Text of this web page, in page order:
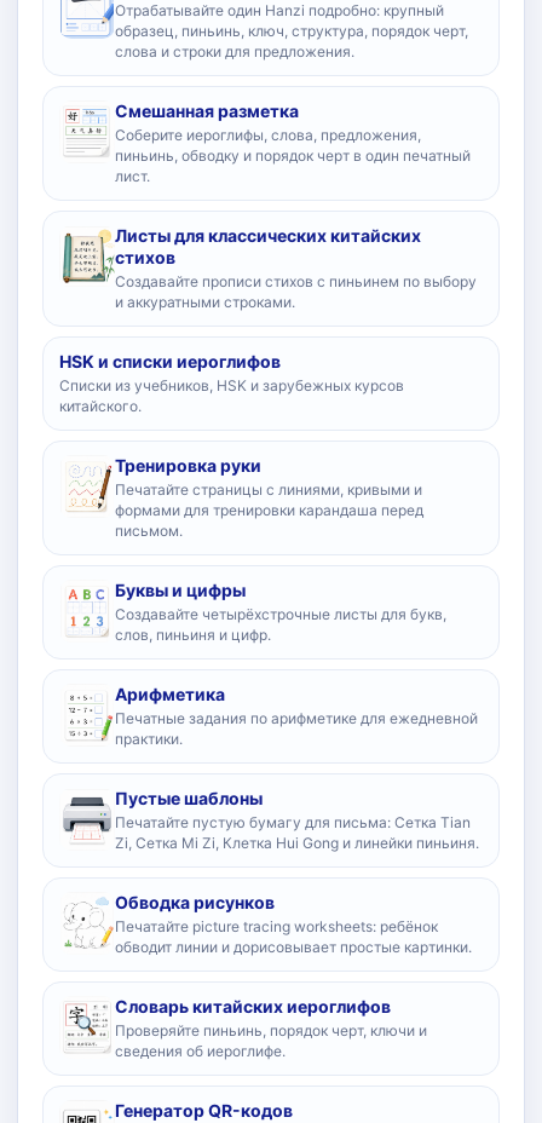
Отрабатывайте один Hanzi подробно: крупный
образец, пиньинь, ключ, структура, порядок черт,
слова и строки для предложения.
Смешанная разметка
Соберите иероглифы, слова, предложения,
пиньинь, обводку и порядок черт в один печатный
лист.
Листы для классических китайских
стихов
Создавайте прописи стихов с пиньинем по выбору
и аккуратными строками.
HSK и списки иероглифов
Списки из учебников, HSK и зарубежных курсов
китайского.
Тренировка руки
Печатайте страницы с линиями, кривыми и
формами для тренировки карандаша перед
письмом.
Буквы и цифры
Создавайте четырёхстрочные листы для букв,
слов, пиньиня и цифр.
Арифметика
Печатные задания по арифметике для ежедневной
практики.
Пустые шаблоны
Печатайте пустую бумагу для письма: Сетка Tian
Zi, Сетка Mi Zi, Клетка Hui Gong и линейки пиньиня.
Обводка рисунков
Печатайте picture tracing worksheets: ребёнок
обводит линии и дорисовывает простые картинки.
Словарь китайских иероглифов
Проверяйте пиньинь, порядок черт, ключи и
сведения об иероглифе.
Генератор QR-кодов